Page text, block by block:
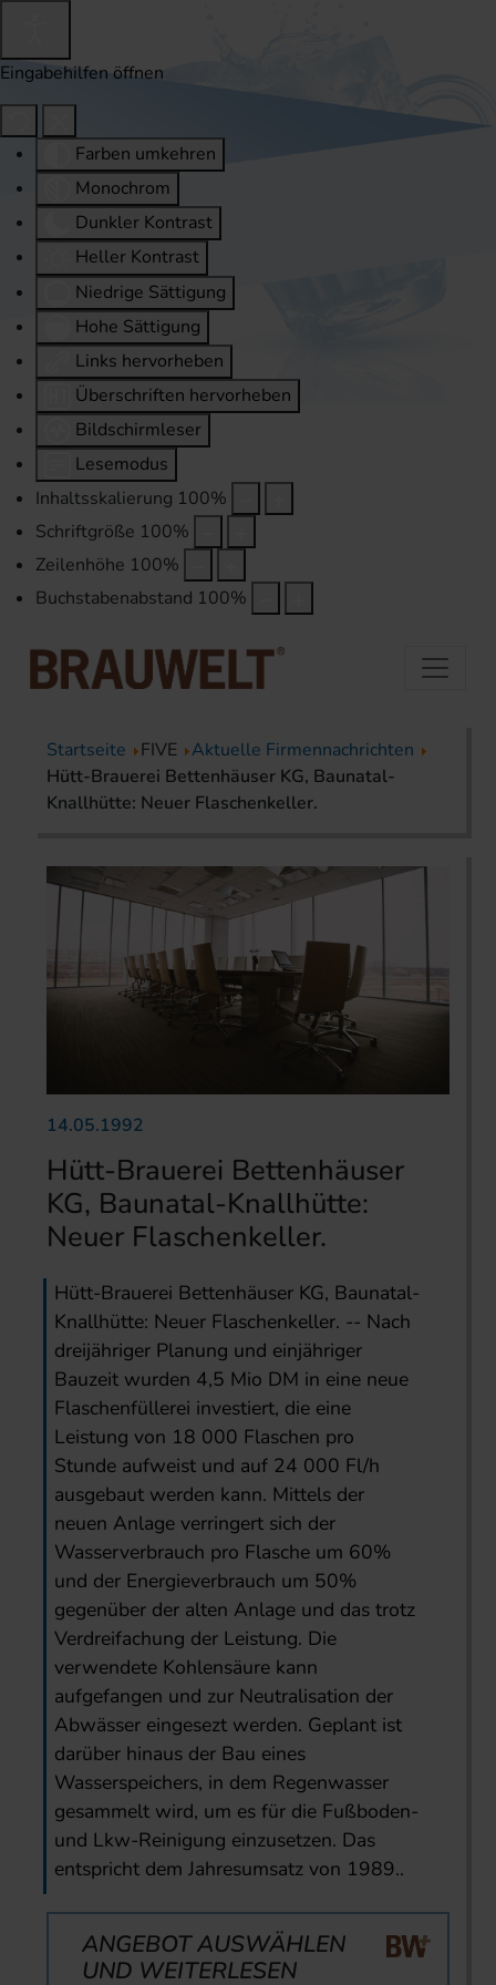
Eingabehilfen öffnen
Farben umkehren
Monochrom
Dunkler Kontrast
Heller Kontrast
Niedrige Sättigung
Hohe Sättigung
Links hervorheben
Überschriften hervorheben
Bildschirmleser
Lesemodus
Inhaltsskalierung 100%
Schriftgröße 100%
Zeilenhöhe 100%
Buchstabenabstand 100%
Startseite FIVE
Aktuelle Firmennachrichten
Hütt-Brauerei Bettenhäuser KG, Baunatal-
Knallhütte: Neuer Flaschenkeller.
14.05.1992
Hütt-Brauerei Bettenhäuser
KG, Baunatal-Knallhütte:
Neuer Flaschenkeller.
Hütt-Brauerei Bettenhäuser KG, Baunatal-
Knallhütte: Neuer Flaschenkeller. -- Nach
dreijähriger Planung und einjähriger
Bauzeit wurden 4,5 Mio DM in eine neue
Flaschenfüllerei investiert, die eine
Leistung von 18 000 Flaschen pro
Stunde aufweist und auf 24 000 Fl/h
ausgebaut werden kann. Mittels der
neuen Anlage verringert sich der
Wasserverbrauch pro Flasche um 60%
und der Energieverbrauch um 50%
gegenüber der alten Anlage und das trotz
Verdreifachung der Leistung. Die
verwendete Kohlensäure kann
aufgefangen und zur Neutralisation der
Abwässer eingesezt werden. Geplant ist
darüber hinaus der Bau eines
Wasserspeichers, in dem Regenwasser
gesammelt wird, um es für die Fußboden-
und Lkw-Reinigung einzusetzen. Das
entspricht dem Jahresumsatz von 1989..
ANGEBOT AUSWÄHLEN
UND WEITERLESEN